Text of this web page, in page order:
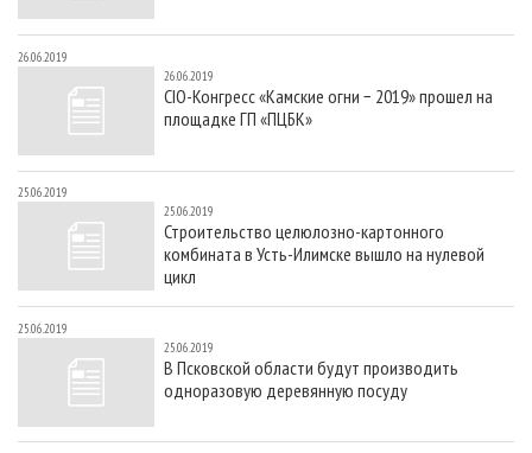
26.06.2019
26.06.2019
CIO-Конгресс «Камские огни − 2019» прошел на
площадке ГП «ПЦБК»
25.06.2019
25.06.2019
Строительство целюлозно-картонного
комбината в Усть-Илимске вышло на нулевой
цикл
25.06.2019
25.06.2019
В Псковской области будут производить
одноразовую деревянную посуду